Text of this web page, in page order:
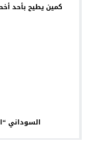
كمين يطيح بأحد
السوداني